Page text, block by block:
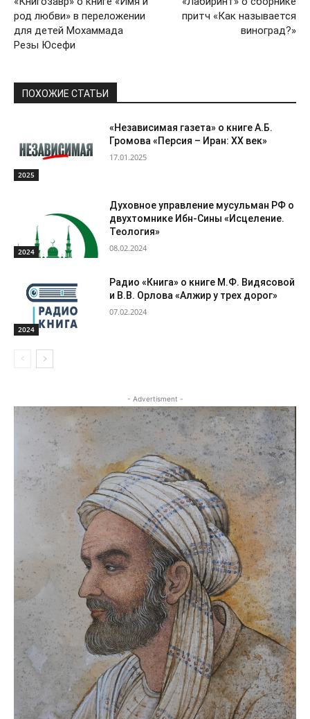
род любви» в переложении
для детей Мохаммада
Резы Юсефи
притч «Как называется
виноград?»
ПОХОЖИЕ СТАТЬИ
2025
«Независимая газета» о книге А.Б.
Громова «Персия – Иран: ХХ век»
17.01.2025
2024
Духовное управление мусульман РФ о
двухтомнике Ибн-Сины «Исцеление.
Теология»
08.02.2024
2024
Радио «Книга» о книге М.Ф. Видясовой
и В.В. Орлова «Алжир у трех дорог»
07.02.2024
- Advertisment -